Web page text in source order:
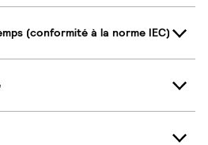
(conformité à la norme IEC)